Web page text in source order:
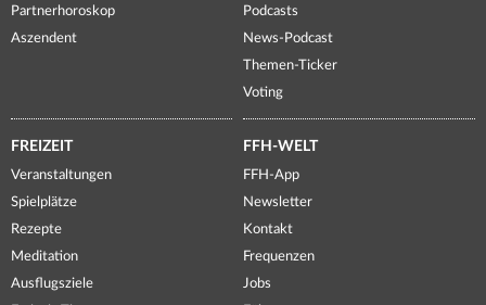
Partnerhoroskop
Aszendent
Podcasts
News-Podcast
Themen-Ticker
Voting
FREIZEIT
Veranstaltungen
Spielplätze
Rezepte
Meditation
Ausflugsziele
FFH-WELT
FFH-App
Newsletter
Kontakt
Frequenzen
Jobs